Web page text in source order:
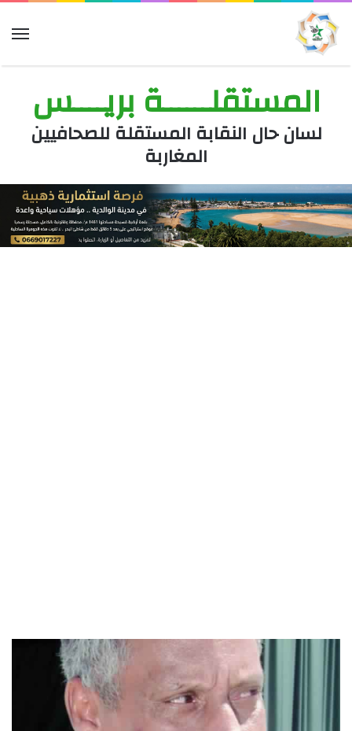
المستقلــــــة بريــــس
لسان حال النقابة المستقلة للصحافيين
المغاربة